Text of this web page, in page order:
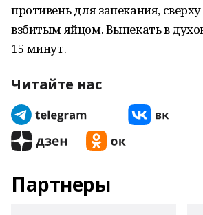
противень для запекания,
взбитым яйцом. Выпекать в
15 минут.
Читайте нас
Партнеры